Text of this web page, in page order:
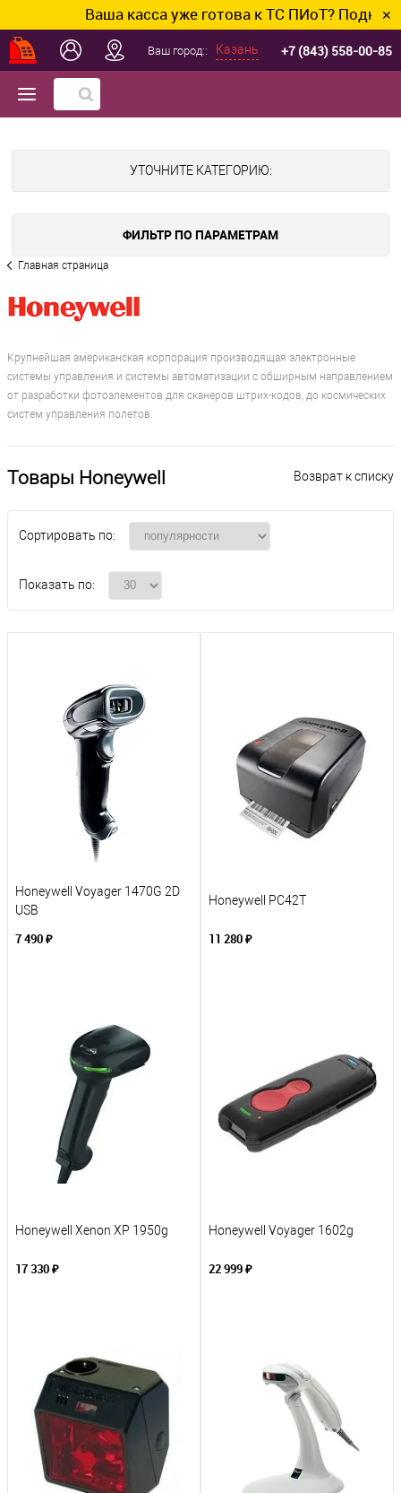
Ваша касса уже готова к ТС ПИоТ? Подключим✕
Ваш город:: Казань +7 (843) 558-00-85
УТОЧНИТЕ КАТЕГОРИЮ:
ФИЛЬТР ПО ПАРАМЕТРАМ
Главная страница
Крупнейшая американская корпорация производящая электронные
системы управления и системы автоматизации с обширным направлением
от разработки фотоэлементов для сканеров штрих-кодов, до космических
систем управления полетов.
Возврат к списку
Товары Honeywell
Сортировать по:
Показать по:
Honeywell Voyager 1470G 2D
USB
7 490 ₽
К сравнению
В избранное
Под заказ
Honeywell PC42T
11 280 ₽
Под заказ
Honeywell Xenon XP 1950g
17 330 ₽
К сравнению
В избранное
Под заказ
Honeywell Voyager 1602g
22 999 ₽
К сравнению
В избранное